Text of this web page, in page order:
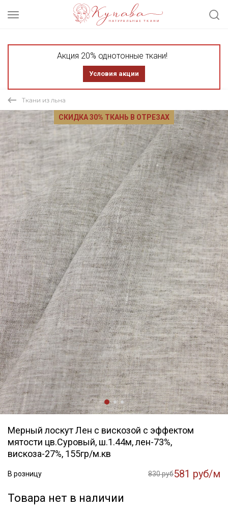
Акция 20% однотонные ткани!
Условия акции
Ткани из льна
СКИДКА 30% ТКАНЬ В ОТРЕЗАХ
Мерный лоскут Лен с вискозой с эффектом
мятости цв.Суровый, ш.1.44м, лен-73%,
вискоза-27%, 155гр/м.кв
В розницу 830 руб581 руб/м
Товара нет в наличии